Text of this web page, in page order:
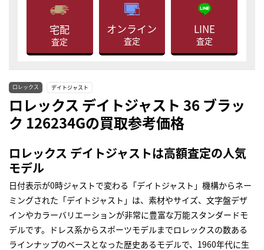
宅配
査定
オンライン
査定
LINE
査定
ロレックス デイトジャスト
ロレックス デイトジャスト 36 ブラッ
ク 126234Gの買取参考価格
ロレックス デイトジャストは高額査定の人気
モデル
日付表示が0時ジャストで変わる「デイトジャスト」機構からネー
ミングされた「デイトジャスト」は、素材やサイズ、文字盤デザ
インやカラーバリエーションが非常に豊富な万能スタンダードモ
デルです。ドレス系からスポーツモデルまでロレックスの数ある
ラインナップのベースとなった歴史あるモデルで、1960年代に生